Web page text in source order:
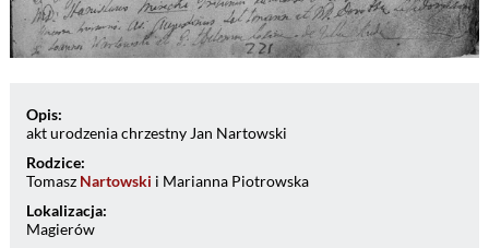
Opis:
akt urodzenia chrzestny Jan Nartowski
Rodzice:
Tomasz Nartowski i Marianna Piotrowska
Lokalizacja:
Magierów